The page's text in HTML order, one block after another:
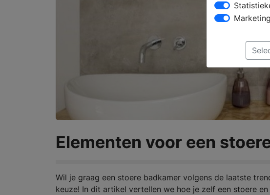
Elementen voor een
Wil je graag een stoere badkamer volgens de laatste
keuze! In dit artikel vertellen we hoe je zelf een stoere
Marketing